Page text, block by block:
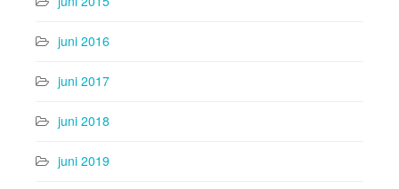
juni 2016
juni 2017
juni 2018
juni 2019